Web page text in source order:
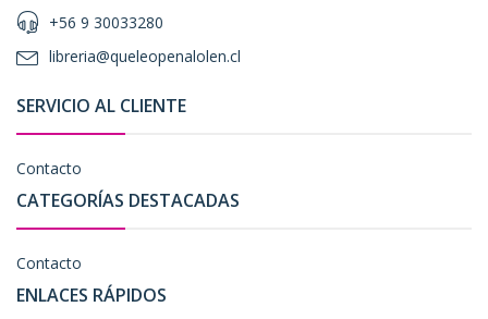
+56 9 30033280
libreria@queleopenalolen.cl
SERVICIO AL CLIENTE
Contacto
CATEGORÍAS DESTACADAS
Contacto
ENLACES RÁPIDOS